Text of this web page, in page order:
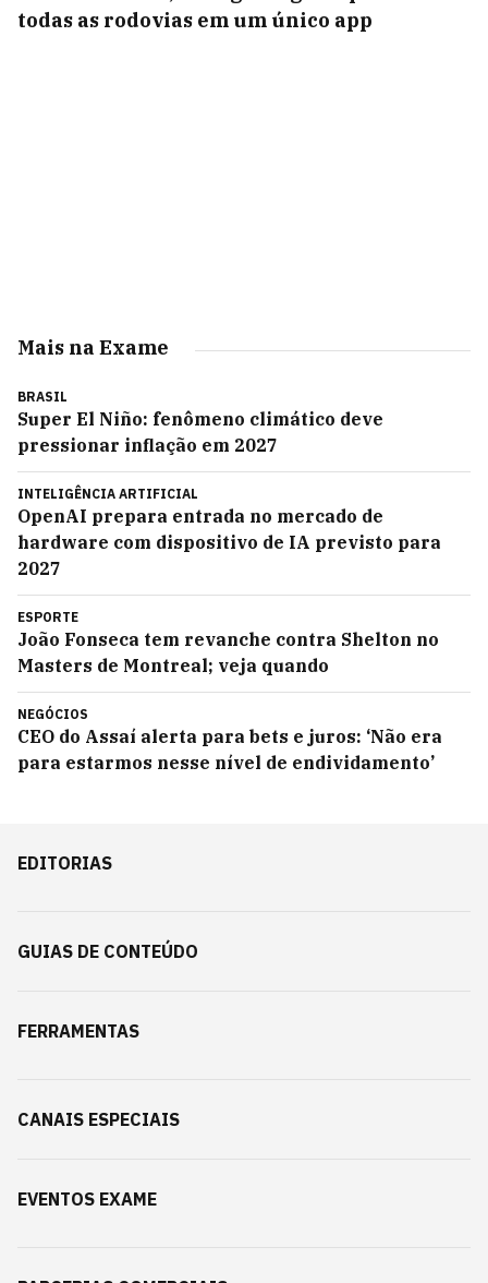
todas as rodovias em um único app
Mais na Exame
BRASIL
Super El Niño: fenômeno climático deve
pressionar inflação em 2027
INTELIGÊNCIA ARTIFICIAL
OpenAI prepara entrada no mercado de
hardware com dispositivo de IA previsto para
2027
ESPORTE
João Fonseca tem revanche contra Shelton no
Masters de Montreal; veja quando
NEGÓCIOS
CEO do Assaí alerta para bets e juros: ‘Não era
para estarmos nesse nível de endividamento’
EDITORIAS
GUIAS DE CONTEÚDO
FERRAMENTAS
CANAIS ESPECIAIS
EVENTOS EXAME